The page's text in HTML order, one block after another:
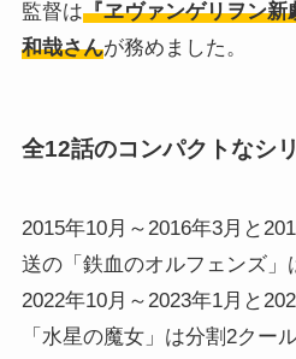
監督は『ヱヴァンゲリヲン
和哉さんが務めました。
全12話のコンパクトなシ
2015年10月～2016年3月と
送の「鉄血のオルフェンズ」
2022年10月～2023年1月と
「水星の魔女」は分割2クー